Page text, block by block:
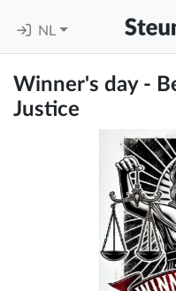
NL
Winner's day -
Justice